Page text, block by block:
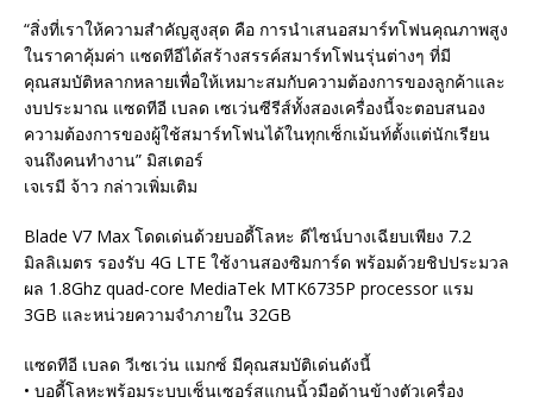
“สิ่งที่เราให้ความสำคัญสูงสุด คือ การนำเสนอสมาร์ทโฟนคุณภาพสูง
ในราคาคุ้มค่า แซดทีอีได้สร้างสรรค์สมาร์ทโฟนรุ่นต่างๆ ที่มี
คุณสมบัติหลากหลายเพื่อให้เหมาะสมกับความต้องการของลูกค้าและ
งบประมาณ แซดทีอี เบลด เซเว่นซีรีส์ทั้งสองเครื่องนี้จะตอบสนอง
ความต้องการของผู้ใช้สมาร์ทโฟนได้ในทุกเซ็กเม้นท์ตั้งแต่นักเรียน
จนถึงคนทำงาน” มิสเตอร์
เจเรมี จ้าว กล่าวเพิ่มเติม
Blade V7 Max โดดเด่นด้วยบอดี้โลหะ ดีไซน์บางเฉียบเพียง 7.2
มิลลิเมตร รองรับ 4G LTE ใช้งานสองซิมการ์ด พร้อมด้วยชิปประมวล
ผล 1.8Ghz quad-core MediaTek MTK6735P processor แรม
3GB และหน่วยความจำภายใน 32GB
แซดทีอี เบลด วีเซเว่น แมกซ์ มีคุณสมบัติเด่นดังนี้
• บอดี้โลหะพร้อมระบบเซ็นเซอร์สแกนนิ้วมือด้านข้างตัวเครื่อง